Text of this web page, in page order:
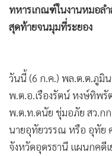
ท่องเที่ยว
• Special Scoop
• เศรษฐกิจ-ธุรกิจ
• จีน
• ชุมชน-คุณภาพชีวิต
• อาชญากรรม
ทหารเกณฑ์ในงานหมอล
สุดท้ายจนมุมที่ระยอง
วันนี้ (6 ก.ค.) พล.ต.ต.ภูมิ
พ.ต.อ.เรืองรัตน์ หงษ์ทิพ
พ.ต.ท.ดนัย ชุ่มอภัย สว.ก
นายอุทัยวรรณ หรือ อุทัย
จังหวัดอุดรธานี แผนกคดี